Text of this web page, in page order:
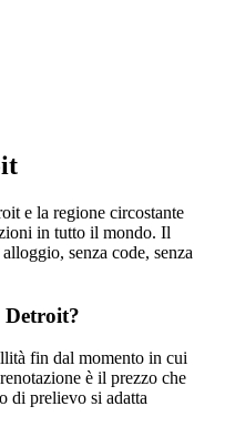
e la regione circostante
in tutto il mondo. Il
senza code, senza
fin dal momento in cui
è il prezzo che
di prelievo si adatta